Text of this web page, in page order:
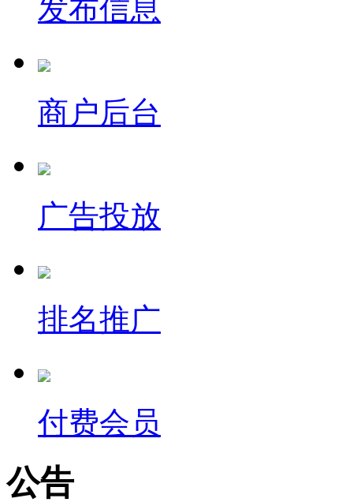
发布信息
商户后台
广告投放
排名推广
付费会员
公告